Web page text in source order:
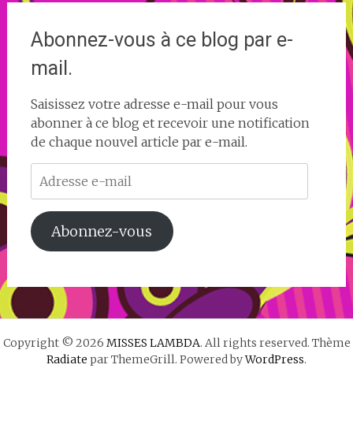
Abonnez-vous à ce blog par e-
mail.
Saisissez votre adresse e-mail pour vous
abonner à ce blog et recevoir une notification
de chaque nouvel article par e-mail.
Adresse
e-
mail
Abonnez-vous
Copyright © 2026 MISSES LAMBDA. All rights reserved. Thème
Radiate par ThemeGrill. Powered byWordPress.